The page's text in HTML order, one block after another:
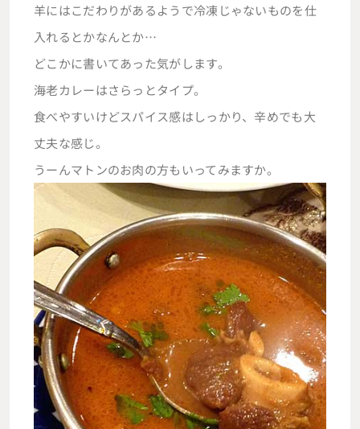
羊にはこだわりがあるようで冷凍じゃないものを仕
入れるとかなんとか…
どこかに書いてあった気がします。
海老カレーはさらっとタイプ。
食べやすいけどスパイス感はしっかり、辛めでも大
丈夫な感じ。
うーんマトンのお肉の方もいってみますか。